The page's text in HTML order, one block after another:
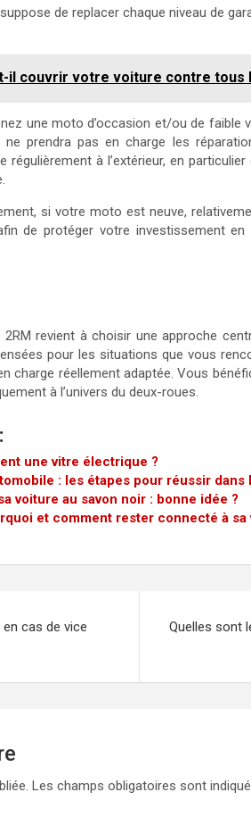
de replacer chaque niveau de
il couvrir votre voiture contre tous
une moto d’occasion et/ou de faible
prendra pas en charge les
à l’extérieur, en
si votre moto est neuve,
de protéger votre investissement
revient à choisir une approche
pour les situations que vous
charge réellement adaptée. Vous
à l’univers du deux-roues.
une vitre électrique ?
: les étapes pour réussir dans
voiture au savon noir : bonne idée ?
et comment rester connecté à sa
cas de vice
Quelles sont
Les champs obligatoires sont